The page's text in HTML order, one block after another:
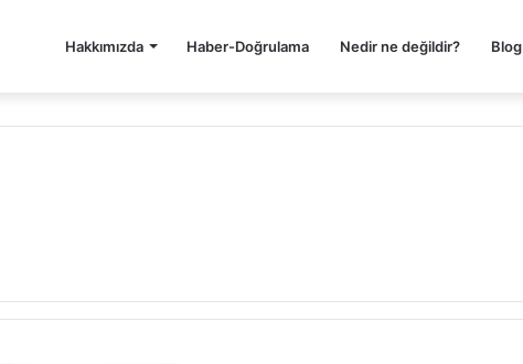
Hakkımızda Haber-Doğrulama Nedir ne değildir? Blog